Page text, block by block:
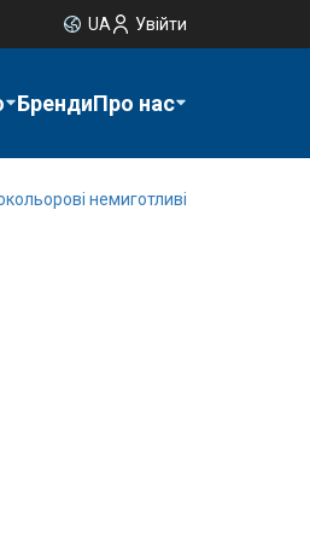
UA Увійти
БрендиПро нас
немиготливі